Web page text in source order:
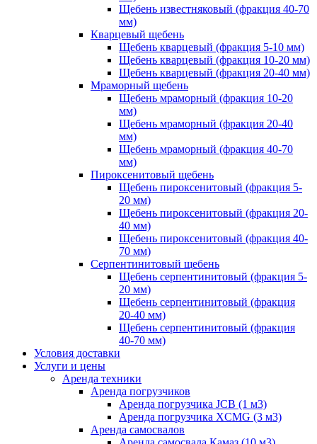
Щебень известняковый (фракция 40-70
мм)
Кварцевый щебень
Щебень кварцевый (фракция 5-10 мм)
Щебень кварцевый (фракция 10-20 мм)
Щебень кварцевый (фракция 20-40 мм)
Мраморный щебень
Щебень мраморный (фракция 10-20
мм)
Щебень мраморный (фракция 20-40
мм)
Щебень мраморный (фракция 40-70
мм)
Пироксенитовый щебень
Щебень пироксенитовый (фракция 5-
20 мм)
Щебень пироксенитовый (фракция 20-
40 мм)
Щебень пироксенитовый (фракция 40-
70 мм)
Серпентинитовый щебень
Щебень серпентинитовый (фракция 5-
20 мм)
Щебень серпентинитовый (фракция
20-40 мм)
Щебень серпентинитовый (фракция
40-70 мм)
Условия доставки
Услуги и цены
Аренда техники
Аренда погрузчиков
Аренда погрузчика JCB (1 м3)
Аренда погрузчика XCMG (3 м3)
Аренда самосвалов